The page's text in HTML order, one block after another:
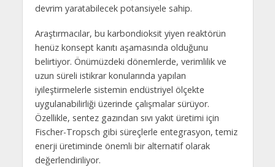
devrim yaratabilecek potansiyele sahip.
Araştırmacılar, bu karbondioksit yiyen reaktörün
henüz konsept kanıtı aşamasında olduğunu
belirtiyor. Önümüzdeki dönemlerde, verimlilik ve
uzun süreli istikrar konularında yapılan
iyileştirmelerle sistemin endüstriyel ölçekte
uygulanabilirliği üzerinde çalışmalar sürüyor.
Özellikle, sentez gazından sıvı yakıt üretimi için
Fischer-Tropsch gibi süreçlerle entegrasyon, temiz
enerji üretiminde önemli bir alternatif olarak
değerlendiriliyor.